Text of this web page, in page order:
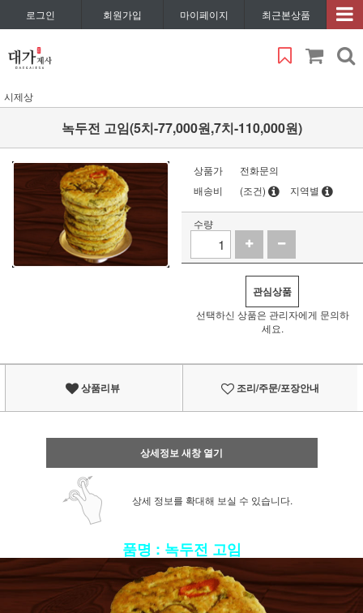
로그인 회원가입 마이페이지 최근본상품
시제상
녹두전 고임(5치-77,000원,7치-110,000원)
상품가
전화문의
배송비
(조건) 지역별
수량
관심상품
선택하신 상품은 관리자에게 문의하
세요.
상품리뷰 조리/주문/포장안내
상세정보 새창 열기
상세 정보를 확대해 보실 수 있습니다.
품명 : 녹두전 고임